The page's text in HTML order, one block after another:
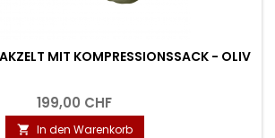
MIT KOMPRESSIONSSACK - OLIV
199,00 CHF
 In den Warenkorb